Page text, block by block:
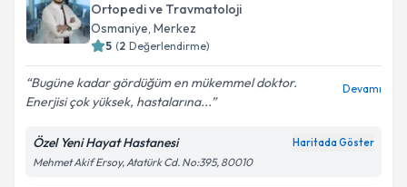
E-posta Adresiniz
Kişisel verilerimin işlenmesine ilişkin
kapsamda işlenmesini kabul ediyorum.
Ortopedi ve Travmatoloji
Osmaniye, Merkez
5 (2 Değerlendirme)
Bugüne kadar gördüğüm en mükemmel doktor.
Enerjisi çok yüksek, hastalarına...
Devamı
Özel Yeni Hayat Hastanesi Haritada Göster
Mehmet Akif Ersoy, Atatürk Cd. No:395, 80010